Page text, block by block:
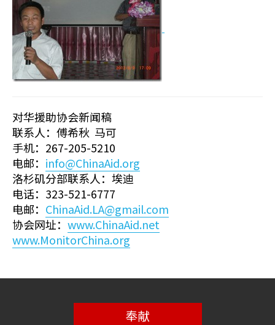
对华援助协会新闻稿
联系人：傅希秋 马可
手机：267-205-5210
电邮： info@ChinaAid.org
洛杉矶分部联系人：埃迪
电话：323-521-6777
电邮： ChinaAid.LA@gmail.com
协会网址： www.ChinaAid.net
www.MonitorChina.org
奉献